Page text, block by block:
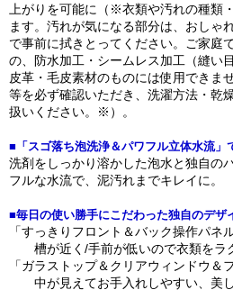
上がりを可能に（※衣類や汚れの種類
ます。汚れが気になる部分は、おしゃ
で事前に拭きとってください。ご家庭
の、防水加工・シームレス加工（縫い
皮革・毛皮素材のものには使用できま
等を必ず確認いただき、洗濯方法・乾
扱いください。※）。
■「スゴ落ち泡洗浄＆パワフル立体水流」
洗剤をしっかり溶かした泡水と独自の
フルな水流で、泥汚れまでキレイに。
■毎日の使い勝手にこだわった独自のデザ
「すっきりフロント＆バック操作パネル
槽が近く/手前が低いので衣類をラ
「ガラストップ＆クリアウィンドウ＆
中が見えてお手入れしやすい、美